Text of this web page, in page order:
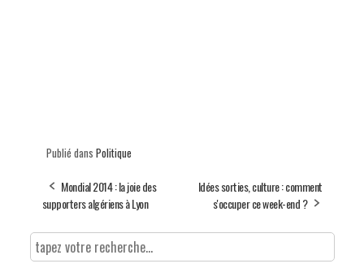
Publié dans Politique
Mondial 2014 : la joie des
supporters algériens à Lyon
Idées sorties, culture : comment
s'occuper ce week-end ?